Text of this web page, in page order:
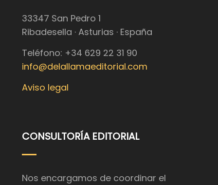
33347 San Pedro 1
Ribadesella · Asturias · España
Teléfono: +34 629 22 31 90
info@delallamaeditorial.com
Aviso legal
CONSULTORÍA EDITORIAL
Nos encargamos de coordinar el